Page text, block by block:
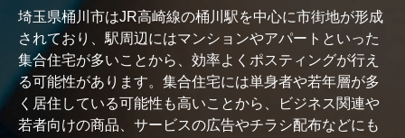
埼玉県桶川市はJR高崎線の桶川駅を中心に市街地が形成
されており、駅周辺にはマンションやアパートといった
集合住宅が多いことから、効率よくポスティングが行え
る可能性があります。集合住宅には単身者や若年層が多
く居住している可能性も高いことから、ビジネス関連や
若者向けの商品、サービスの広告やチラシ配布などにも